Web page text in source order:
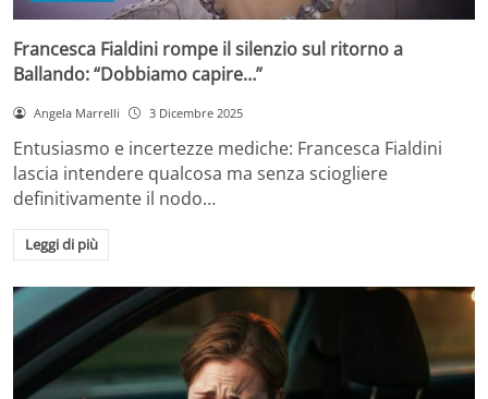
Francesca Fialdini rompe il silenzio sul ritorno a
Ballando: “Dobbiamo capire…”
Angela Marrelli 3 Dicembre 2025
Entusiasmo e incertezze mediche: Francesca Fialdini
lascia intendere qualcosa ma senza sciogliere
definitivamente il nodo…
Leggi di più